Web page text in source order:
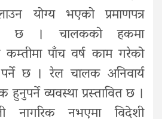
योग्य भएको प्रमाणपत्र
छ । चालकको हकमा
पाँच वर्ष काम गरेको
छ । रेल चालक अनिवार्य
हुनुपर्ने व्यवस्था प्रस्तावित छ ।
नागरिक नभएमा विदेशी